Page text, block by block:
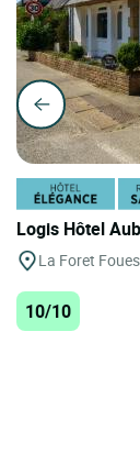
Logis Hôtel
La Foret
10/10